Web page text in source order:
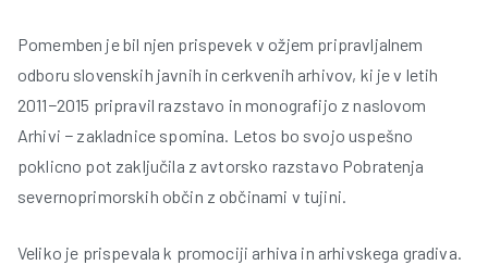
Pomemben je bil njen prispevek v ožjem pripravljalnem
odboru slovenskih javnih in cerkvenih arhivov, ki je v letih
2011−2015 pripravil razstavo in monografijo z naslovom
Arhivi − zakladnice spomina. Letos bo svojo uspešno
poklicno pot zaključila z avtorsko razstavo Pobratenja
severnoprimorskih občin z občinami v tujini.
Veliko je prispevala k promociji arhiva in arhivskega gradiva.